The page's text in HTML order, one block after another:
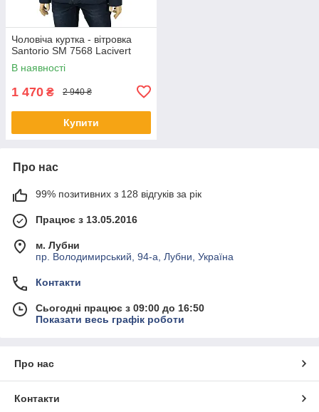
Чоловіча куртка - вітровка
Santorio SM 7568 Lacivert
В наявності
1 470 ₴ 2 940 ₴
Купити
Про нас
99% позитивних з 128 відгуків за рік
Працює з 13.05.2016
м. Лубни
пр. Володимирський, 94-а, Лубни, Україна
Контакти
Сьогодні працює з 09:00 до 16:50
Показати весь графік роботи
Про нас
Контакти